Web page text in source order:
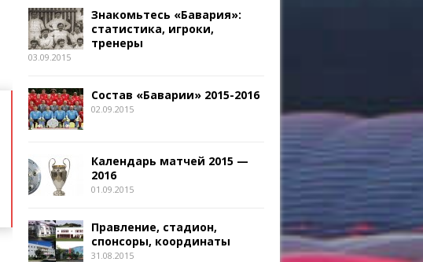
Знакомьтесь «Бавария»:
статистика, игроки,
тренеры
03.09.2015
Состав «Баварии» 2015-2016
02.09.2015
Календарь матчей 2015 —
2016
01.09.2015
Правление, стадион,
спонсоры, координаты
31.08.2015